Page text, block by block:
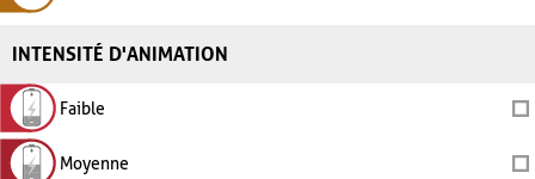
INTENSITÉ D'ANIMATION
Faible
Moyenne